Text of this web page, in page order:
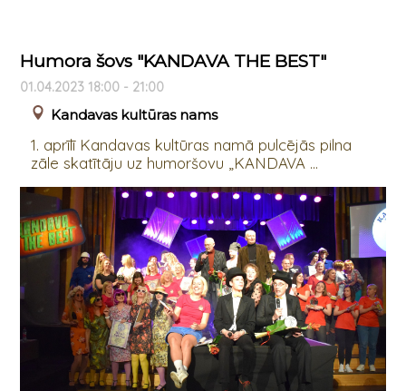
Humora šovs "KANDAVA THE BEST"
01.04.2023 18:00 - 21:00
Kandavas kultūras nams
1. aprīlī Kandavas kultūras namā pulcējās pilna
zāle skatītāju uz humoršovu „KANDAVA ...